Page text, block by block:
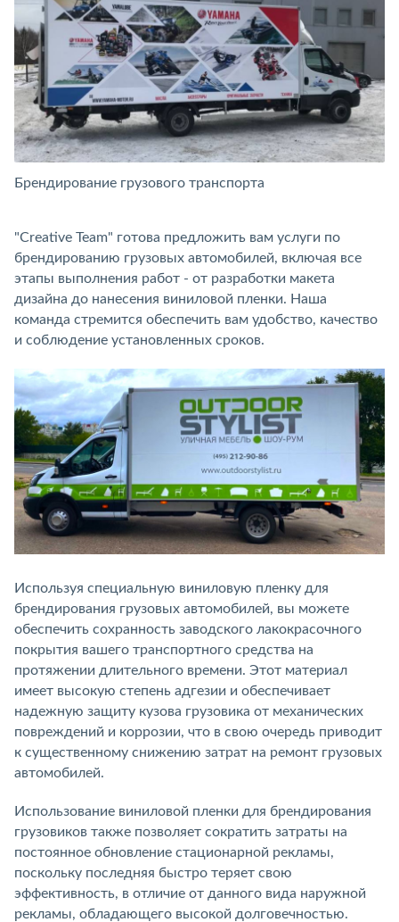
Брендирование грузового транспорта
"Creative Team" готова предложить вам услуги по
брендированию грузовых автомобилей, включая все
этапы выполнения работ - от разработки макета
дизайна до нанесения виниловой пленки. Наша
команда стремится обеспечить вам удобство, качество
и соблюдение установленных сроков.
Используя специальную виниловую пленку для
брендирования грузовых автомобилей, вы можете
обеспечить сохранность заводского лакокрасочного
покрытия вашего транспортного средства на
протяжении длительного времени. Этот материал
имеет высокую степень адгезии и обеспечивает
надежную защиту кузова грузовика от механических
повреждений и коррозии, что в свою очередь приводит
к существенному снижению затрат на ремонт грузовых
автомобилей.
Использование виниловой пленки для брендирования
грузовиков также позволяет сократить затраты на
постоянное обновление стационарной рекламы,
поскольку последняя быстро теряет свою
эффективность, в отличие от данного вида наружной
рекламы, обладающего высокой долговечностью.